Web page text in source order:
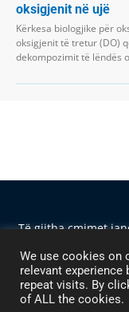
oksigjenit në ujë
Kërkesa biologjike për
oksigjenit të tretur (DO)
dekompozimit të lëndës
Të gjitha çmimet
Instruments
Ap. 1 — 1023
We use cookies on
relevant experience
repeat visits. By
of ALL the cookies.